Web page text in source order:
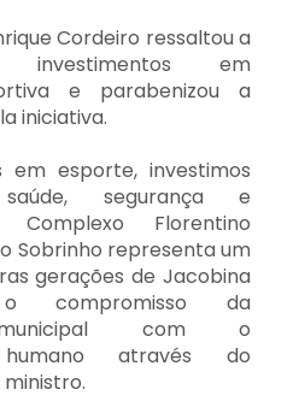
Cordeiro ressaltou a
investimentos em
e parabenizou a
iniciativa.
em esporte, investimos
segurança e
Complexo Florentino
Sobrinho representa um
gerações de Jacobina
compromisso da
municipal com o
humano através do